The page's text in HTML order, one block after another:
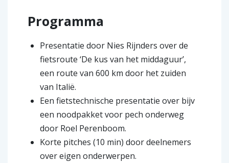
Programma
Presentatie door Nies Rijnders over de
fietsroute ‘De kus van het middaguur’,
een route van 600 km door het zuiden
van Italië.
Een fietstechnische presentatie over bijv
een noodpakket voor pech onderweg
door Roel Perenboom.
Korte pitches (10 min) door deelnemers
over eigen onderwerpen.